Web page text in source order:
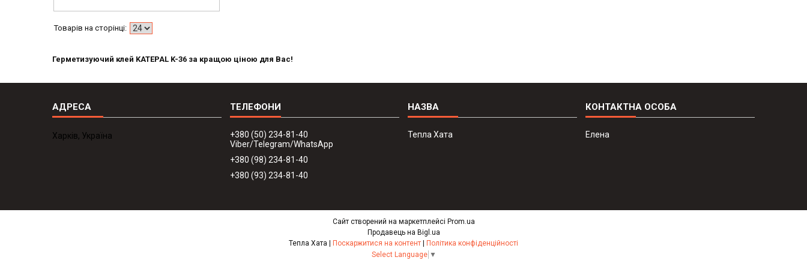
Герметизуючий клей KATEPAL K-36 за кращою ціною для Вас!
Харків, Україна
+380 (50) 234-81-40
Viber/Telegram/WhatsApp
+380 (98) 234-81-40
+380 (93) 234-81-40
Тепла Хата Елена
Сайт створений на маркетплейсі Prom.ua
Продавець на Bigl.ua
Поскаржитися на контент
Політика конфіденційності
Select Language ▼